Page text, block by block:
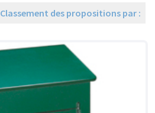
Classement des propositions par :